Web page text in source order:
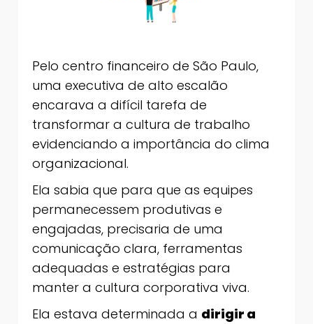
Pelo centro financeiro de São Paulo,
uma executiva de alto escalão
encarava a difícil tarefa de
transformar a cultura de trabalho
evidenciando a importância do clima
organizacional.
Ela sabia que para que as equipes
permanecessem produtivas e
engajadas, precisaria de uma
comunicação clara, ferramentas
adequadas e estratégias para
manter a cultura corporativa viva.
Ela estava determinada a dirigir a